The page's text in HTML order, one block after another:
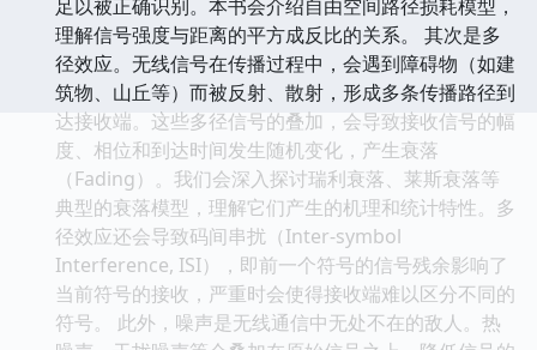
足以被正确识别。本书会介绍自由空间路径损耗模型，
理解信号强度与距离的平方成反比的关系。 其次是多
径效应。无线信号在传播过程中，会遇到障碍物（如建
筑物、山丘等）而被反射、散射，形成多条传播路径到
达接收端。这些多径信号的叠加，会导致接收信号的幅
度、相位和到达时间发生随机变化，产生衰落
（Fading）。我们会深入探讨瑞利衰落、莱斯衰落等
典型的衰落模型，理解它们产生的机理和统计特性。多
径效应还会导致码间串扰（Inter-symbol
Interference, ISI），即前一个符号的信号残余影响了
当前符号的接收，严重时会使得接收端难以区分不同的
符号。 此外，噪声是无线通信中无处不在的敌人。热